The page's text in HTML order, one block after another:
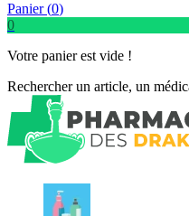
Panier (0)
0
Votre panier est vide !
Rechercher un article, un